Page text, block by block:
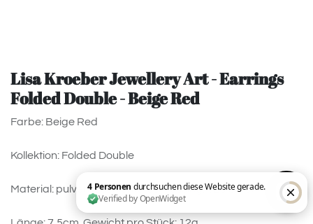
Lisa Kroeber Jewellery Art - Earrings
Folded Double - Beige Red
Farbe: Beige Red
Kollektion: Folded Double
Material: pulverbeschichtetes Messing, 925 Silver